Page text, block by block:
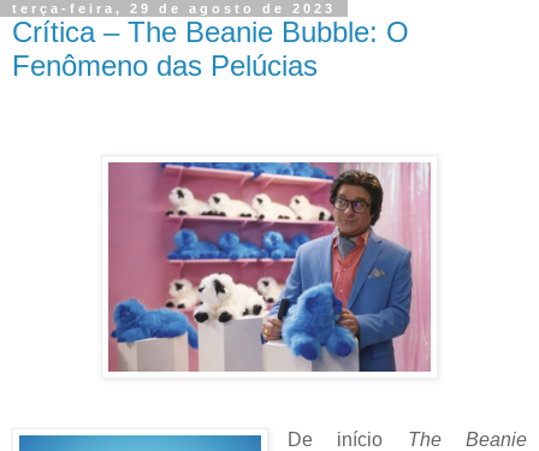
terça-feira, 29 de agosto de 2023
Crítica – The Beanie Bubble: O
Fenômeno das Pelúcias
De início The Beanie